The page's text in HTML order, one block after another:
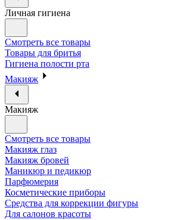
Личная гигиена
Смотреть все товары
Товары для бритья
Гигиена полости рта
Макияж
Макияж
Смотреть все товары
Макияж глаз
Макияж бровей
Маникюр и педикюр
Парфюмерия
Косметические приборы
Средства для коррекции фигуры
Для салонов красоты